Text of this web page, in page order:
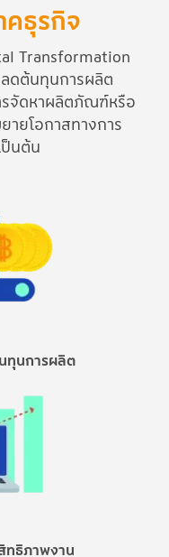
คธุรกิจ
Transformation
ลดต้นทุนการผลิต
จัดหาผลิตภัณฑ์หรือ
ายโอกาสทางการ
นต้น
ทุนการผลิต
ธิภาพงาน